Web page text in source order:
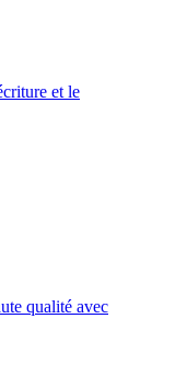
et le
qualité avec